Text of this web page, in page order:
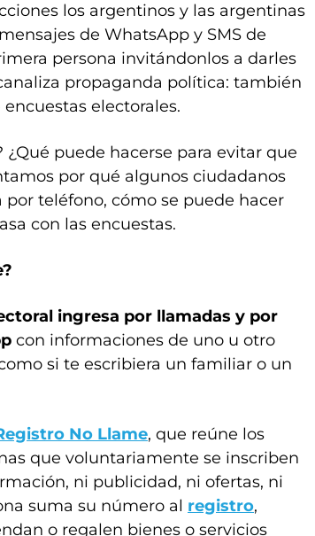
los argentinos y las argentinas
de WhatsApp y SMS de
persona invitándonlos a darles
propaganda política: también
electorales.
puede hacerse para evitar que
por qué algunos ciudadanos
teléfono, cómo se puede hacer
con las encuestas.
ingresa por llamadas y por
con informaciones de uno u otro
si te escribiera un familiar o un
No Llame, que reúne los
que voluntariamente se inscriben
ni publicidad, ni ofertas, ni
suma su número al registro,
o regalen bienes o servicios